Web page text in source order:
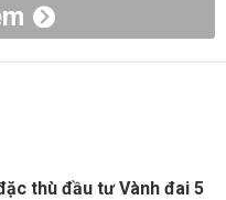
thù đầu tư Vành đai 5